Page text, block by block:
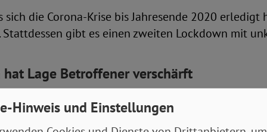
sich die Corona-Krise bis Jahresende 2020
gibt es einen zweiten Lockdown mit
hat Lage Betroffener verschärft
die Bedarfe von armen Menschen bei der
Grundsicherung berücksichtigt würden, wurde
Hinweis und Einstellungen